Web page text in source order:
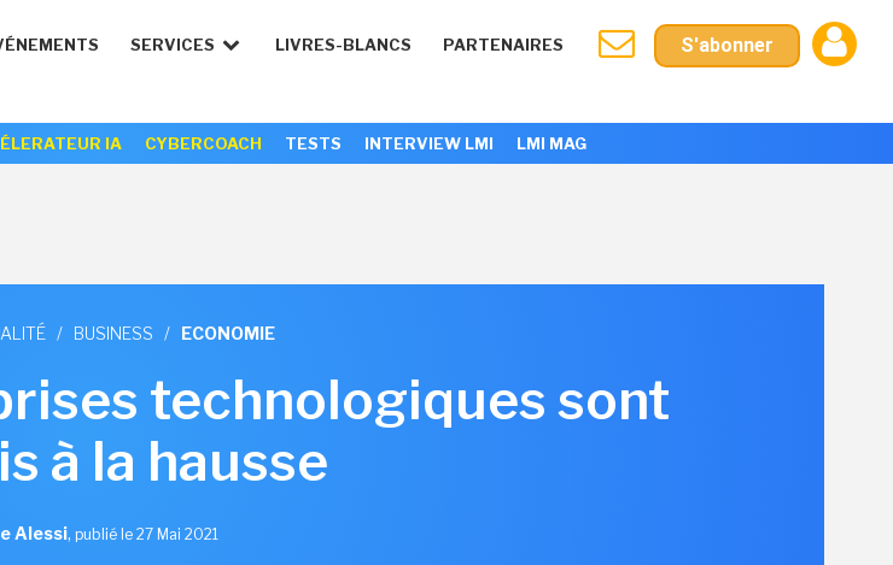
SERVICES LIVRES-BLANCS PARTENAIRES S'abonner
IA CYBERCOACH TESTS INTERVIEW LMI LMI MAG
/ BUSINESS / ECONOMIE
technologiques sont
à la hausse
Alessi, publié le 27 Mai 2021